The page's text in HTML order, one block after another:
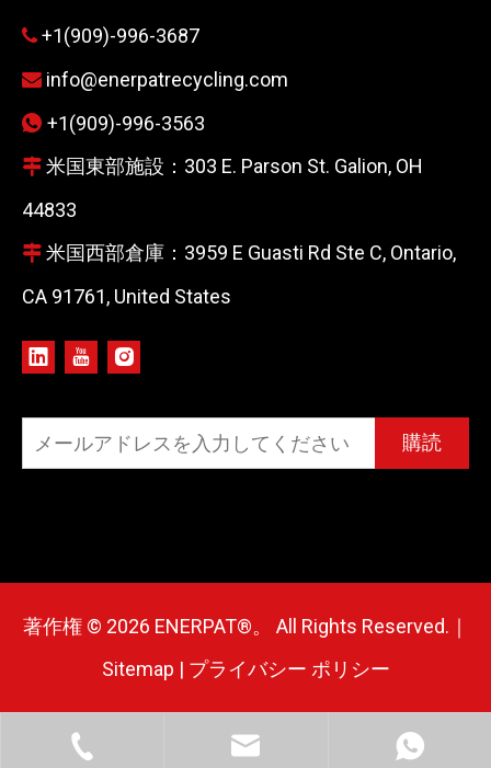
 +1(909)-996-3687
 info@enerpatrecycling.com
 +1(909)-996-3563
 米国東部施設：303 E. Parson St. Galion, OH
44833
 米国西部倉庫：3959 E Guasti Rd Ste C, Ontario,
CA 91761, United States
購読
著作権 © 2026 ENERPAT®。 All Rights Reserved.｜
Sitemap | プライバシー ポリシー